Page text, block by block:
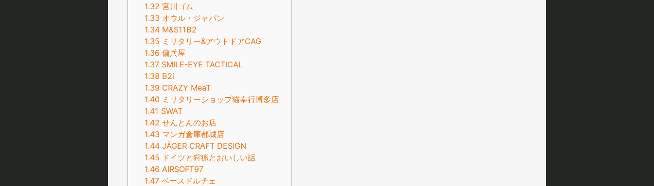
1.32 宮川ゴム
1.33 オウル・ジャパン
1.34 M&S11B2
1.35 ミリタリー&アウトドアCAG
1.36 傭兵屋
1.37 SMILE-EYE TACTICAL
1.38 B2i
1.39 CRAZY MeaT
1.40 ミリタリーショップ猫奉行博多店
1.41 SWAT
1.42 せんとんのお店
1.43 マンガ倉庫都城店
1.44 JÄGER CRAFT DESIGN
1.45 ドイツと狩猟とおいしい話
1.46 AIRSOFT97
1.47 ベースドルチェ